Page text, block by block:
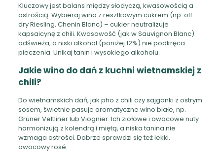
Kluczowy jest balans między słodyczą, kwasowością a
ostrością. Wybieraj wina z resztkowym cukrem (np. off-
dry Riesling, Chenin Blanc) – cukier neutralizuje
kapsaicynę z chili. Kwasowość (jak w Sauvignon Blanc)
odświeża, a niski alkohol (poniżej 12%) nie podkręca
pieczenia. Unikaj tanin i wysokiego alkoholu.
Jakie wino do dań z kuchni wietnamskiej z
chili?
Do wietnamskich dań, jak pho z chili czy sajgonki z ostrym
sosem, świetnie pasuje aromatyczne wino białe, np.
Grüner Veltliner lub Viognier. Ich ziołowe i owocowe nuty
harmonizują z kolendrą i miętą, a niska tanina nie
wzmaga ostrości. Dobrze sprawdzi się też lekki,
owocowy rosé.